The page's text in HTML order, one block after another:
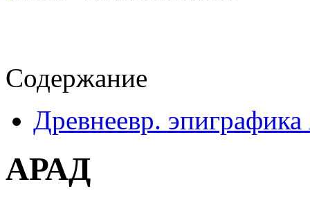
Содержание
Древнеевр.
АРАД